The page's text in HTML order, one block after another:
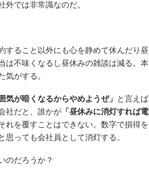
外では非常識なのだ。
ること以外にも心を静めて休んだり昼
は不味くなるし昼休みの雑談は減る。本
気がする。
気が暗くなるからやめようぜ」
と言えば
社だと、誰かが 「昼休みに消灯すれば電
れを覆すことはできない。数字で損得を
っても会社員として消灯する。
のだろうか？